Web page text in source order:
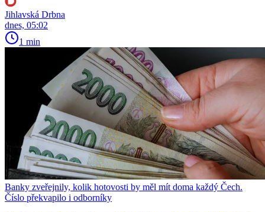
Jihlavská Drbna
dnes, 05:02
1 min
Banky zveřejnily, kolik hotovosti by měl mít doma každý Čech.
Číslo překvapilo i odborníky